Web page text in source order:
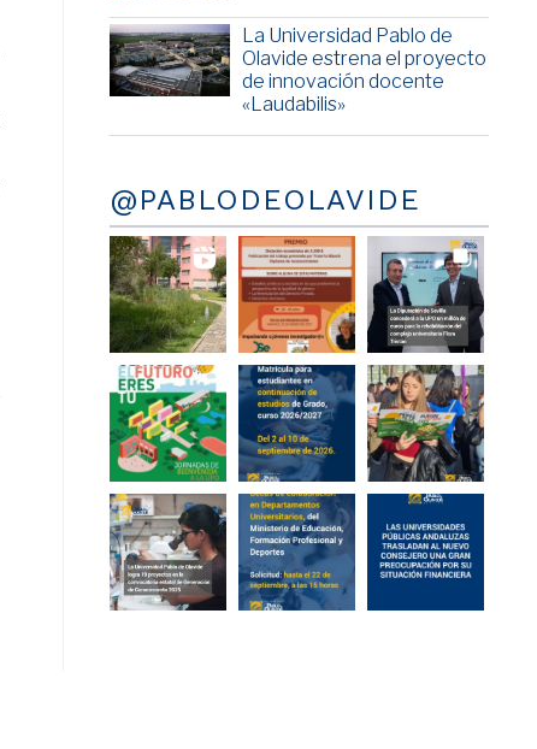
La Universidad Pablo de
Olavide estrena el proyecto
de innovación docente
«Laudabilis»
@PABLODEOLAVIDE